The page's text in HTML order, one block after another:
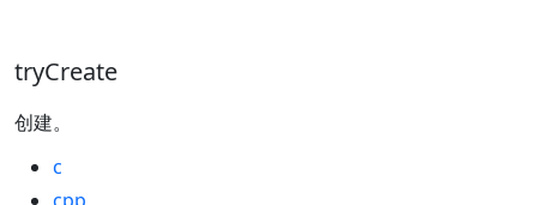
tryCreate
创建。
c
cpp